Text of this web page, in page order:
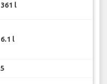
361 l
6.1 l
5